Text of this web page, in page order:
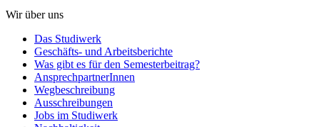
Wir über uns
Das Studiwerk
Geschäfts- und Arbeitsberichte
Was gibt es für den Semesterbeitrag?
AnsprechpartnerInnen
Wegbeschreibung
Ausschreibungen
Jobs im Studiwerk